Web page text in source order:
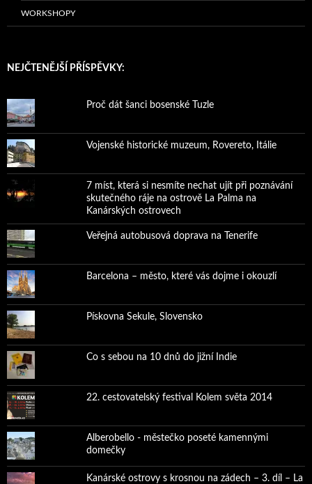
WORKSHOPY
NEJČTENĚJŠÍ PŘÍSPĚVKY:
Proč dát šanci bosenské Tuzle
Vojenské historické muzeum, Rovereto, Itálie
7 míst, která si nesmíte nechat ujít při poznávání
skutečného ráje na ostrově La Palma na
Kanárských ostrovech
Veřejná autobusová doprava na Tenerife
Barcelona – město, které vás dojme i okouzlí
Pískovna Sekule, Slovensko
Co s sebou na 10 dnů do jižní Indie
22. cestovatelský festival Kolem světa 2014
Alberobello - městečko poseté kamennými
domečky
Kanárské ostrovy s krosnou na zádech – 3. díl – La